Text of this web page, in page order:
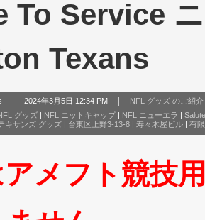
To Service
Texans
2024年3月5日 12:34 PM NFL グッズ のご紹介
グッズ | NFL ニットキャップ | NFL ニューエラ |
キサンズ グッズ | 台東区上野3-13-8 | 寿々木屋ビル | 有
メフト競技